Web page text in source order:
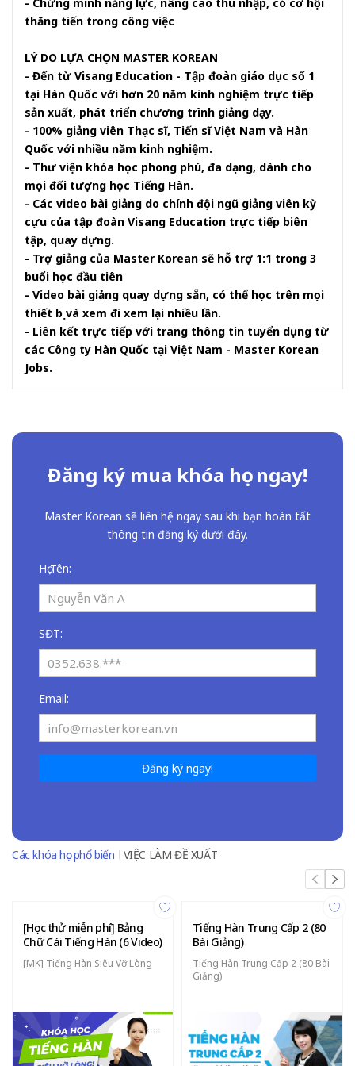
thăng tiến trong công việc
LÝ DO LỰA CHỌN MASTER KOREAN
- Đến từ Visang Education - Tập đoàn giáo dục số 1
tại Hàn Quốc với hơn 20 năm kinh nghiệm trực tiếp
sản xuất, phát triển chương trình giảng dạy.
- 100% giảng viên Thạc sĩ, Tiến sĩ Việt Nam và Hàn
Quốc với nhiều năm kinh nghiệm.
- Thư viện khóa học phong phú, đa dạng, dành cho
mọi đối tượng học Tiếng Hàn.
- Các video bài giảng do chính đội ngũ giảng viên kỳ
cựu của tập đoàn Visang Education trực tiếp biên
tập, quay dựng.
- Trợ giảng của Master Korean sẽ hỗ trợ 1:1 trong 3
buổi học đầu tiên
- Video bài giảng quay dựng sẵn, có thể học trên mọi
thiết bị và xem đi xem lại nhiều lần.
- Liên kết trực tiếp với trang thông tin tuyển dụng từ
các Công ty Hàn Quốc tại Việt Nam - Master Korean
Jobs.
Đăng ký mua khóa học ngay!
Master Korean sẽ liên hệ ngay sau khi bạn hoàn tất
thông tin đăng ký dưới đây.
Họ Tên:
SĐT:
Email:
Đăng ký ngay!
Các khóa học phổ biến VIỆC LÀM ĐỀ XUẤT
[Học thử miễn phí] Bảng
Chữ Cái Tiếng Hàn (6 Video)
[MK] Tiếng Hàn Siêu Vỡ Lòng
Tiếng Hàn Trung Cấp 2 (80
Bài Giảng)
Tiếng Hàn Trung Cấp 2 (80 Bài
Giảng)